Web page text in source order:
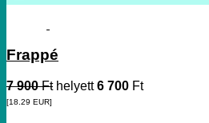
Frappé
7 900 Fthelyett6 700 Ft
[18.29 EUR]